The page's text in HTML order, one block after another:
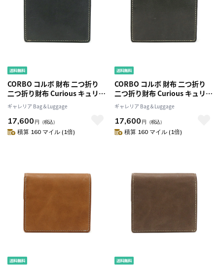
CORBO コルボ 財布 二つ折り
二つ折り財布 Curious キュリオ
ス 小さめ コンパクト ミニウォ
レット メンズ 本革小銭入れ付
き 限定カラー 8LO-1111
ギャレリア Bag＆Luggage
17,600 円 （税込）
積算 160 マイル (1倍)
CORBO コルボ 財布 二つ折り
二つ折り財布 Curious キュリオ
ス 小さめ コンパクト ミニウォ
レット メンズ 本革小銭入れ付
き 限定カラー 8LO-1111
ギャレリア Bag＆Luggage
17,600 円 （税込）
積算 160 マイル (1倍)